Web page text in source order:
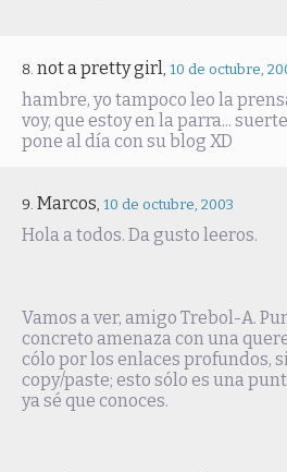
not a pretty girl, 10 de octubre,
hambre, yo tampoco leo la
voy, que estoy en la parra...
pone al día con su blog XD
Marcos, 10 de octubre, 2003
Hola a todos. Da gusto leeros.
Vamos a ver, amigo Trebol-A.
concreto amenaza con una
cólo por los enlaces profundos,
copy/paste; esto sólo es una
ya sé que conoces.